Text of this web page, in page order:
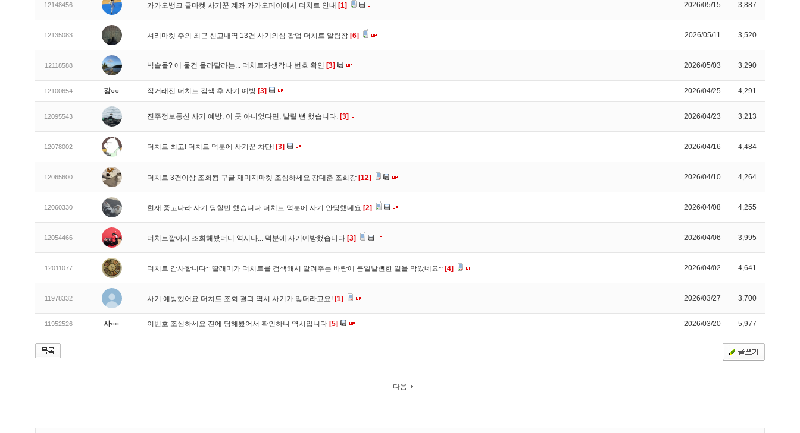
12148456 카카오뱅크 골마켓 사기꾼 계좌 카카오페이에서 더치트 안내 [1] 2026/05/15 3,887
12135083 셔리마켓 주의 최근 신고내역 13건 사기의심 팝업 더치트 알림창 [6] 2026/05/11 3,520
12118588 빅솔몰? 에 물건 올라달라는... 더치트가생각나 번호 확인 [3] 2026/05/03 3,290
12100654 강○○ 직거래전 더치트 검색 후 사기 예방 [3] 2026/04/25 4,291
12095543 진주정보통신 사기 예방, 이 곳 아니었다면, 날릴 뻔 했습니다. [3] 2026/04/23 3,213
12078002 더치트 최고! 더치트 덕분에 사기꾼 차단! [3] 2026/04/16 4,484
12065600 더치트 3건이상 조회됨 구글 재미지마켓 조심하세요 강대춘 조희강 [12] 2026/04/10 4,264
12060330 현재 중고나라 사기 당할번 했습니다 더치트 덕분에 사기 안당했네요 [2] 2026/04/08 4,255
12054466 더치트깔아서 조회해봤더니 역시나... 덕분에 사기예방했습니다 [3] 2026/04/06 3,995
12011077 더치트 감사합니다~ 딸래미가 더치트를 검색해서 알려주는 바람에 큰일날뻔한 일을 막았네요~ [4] 2026/04/02 4,641
11978332 사기 예방했어요 더치트 조회 결과 역시 사기가 맞더라고요! [1] 2026/03/27 3,700
11952526 사○○ 이번호 조심하세요 전에 당해봤어서 확인하니 역시입니다 [5] 2026/03/20 5,977
다음